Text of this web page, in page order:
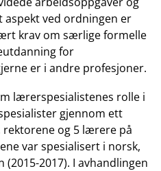
aspekt ved ordningen er
krav om særlige formelle
for
er i andre profesjoner.
lærerspesialistenes rolle i
gjennom ett
og 5 lærere på
var spesialisert i norsk,
2017). I avhandlingen